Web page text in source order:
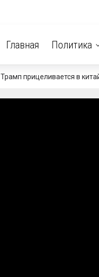
Главная Политика
Трамп прицеливается в